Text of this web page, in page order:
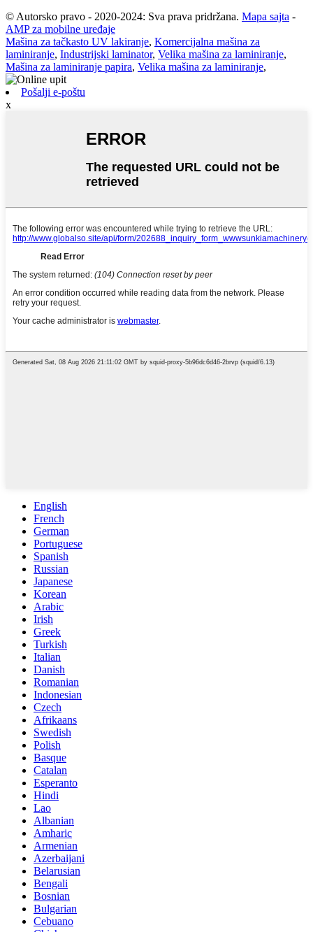
© Autorsko pravo - 2020-2024: Sva prava pridržana. Mapa sajta -
AMP za mobilne uređaje
Mašina za tačkasto UV lakiranje, Komercijalna mašina za
laminiranje, Industrijski laminator, Velika mašina za laminiranje,
Mašina za laminiranje papira, Velika mašina za laminiranje,
Pošalji e-poštu
x
English
French
German
Portuguese
Spanish
Russian
Japanese
Korean
Arabic
Irish
Greek
Turkish
Italian
Danish
Romanian
Indonesian
Czech
Afrikaans
Swedish
Polish
Basque
Catalan
Esperanto
Hindi
Lao
Albanian
Amharic
Armenian
Azerbaijani
Belarusian
Bengali
Bosnian
Bulgarian
Cebuano